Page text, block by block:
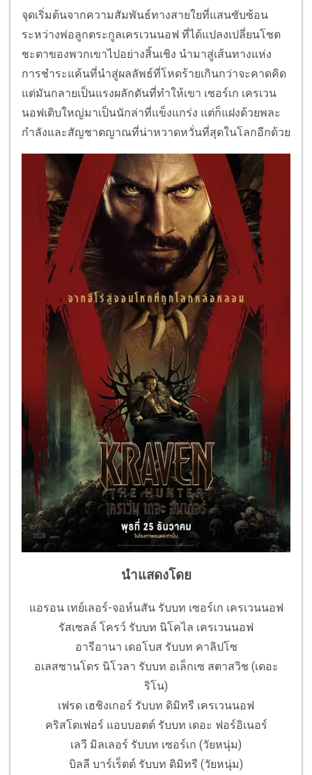
จุดเริ่มต้นจากความสัมพันธ์ทางสายใยที่แสนซับซ้อน
ระหว่างพ่อลูกตระกูลเครเวนนอฟ ที่ได้แปลงเปลี่ยนโชต
ชะตาของพวกเขาไปอย่างสิ้นเชิง นำมาสู่เส้นทางแห่ง
การชำระแค้นที่นำสู่ผลลัพธ์ที่โหดร้ายเกินกว่าจะคาดคิด
แต่มันกลายเป็นแรงผลักดันที่ทำให้เขา เซอร์เก เครเวน
นอฟเติบใหญ่มาเป็นนักล่าที่แข็งแกร่ง แต่ก็แฝงด้วยพละ
กำลังและสัญชาตญาณที่น่าหวาดหวั่นที่สุดในโลกอีกด้วย
นำแสดงโดย
แอรอน เทย์เลอร์-จอห์นสัน รับบท เซอร์เก เครเวนนอฟ
รัสเซลล์ โครว์ รับบท นิโคไล เครเวนนอฟ
อารีอานา เดอโบส รับบท คาลิปโซ
อเลสซานโดร นิโวลา รับบท อเล็กเซ สตาสวิช (เดอะ
ริโน)
เฟรด เฮชิงเกอร์ รับบท ดิมิทรี เครเวนนอฟ
คริสโตเฟอร์ แอบบอตต์ รับบท เดอะ ฟอร์อิเนอร์
เลวี มิลเลอร์ รับบท เซอร์เก (วัยหนุ่ม)
บิลลี บาร์เร็ตต์ รับบท ดิมิทรี (วัยหนุ่ม)